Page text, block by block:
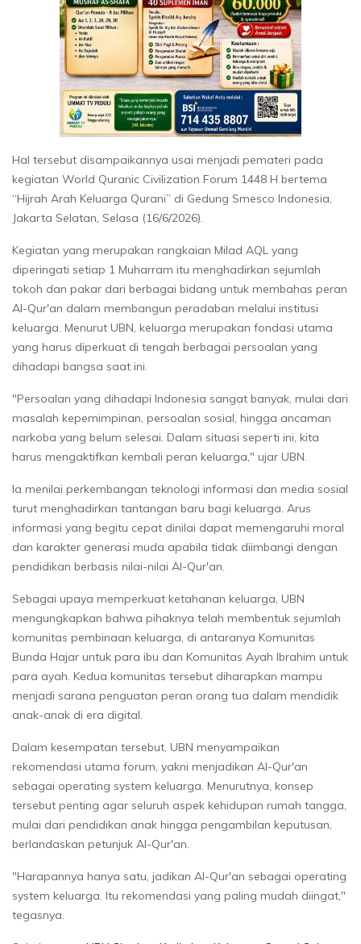
Hal tersebut disampaikannya usai menjadi pemateri pada
kegiatan World Quranic Civilization Forum 1448 H bertema
“Hijrah Arah Keluarga Qurani” di Gedung Smesco Indonesia,
Jakarta Selatan, Selasa (16/6/2026).
Kegiatan yang merupakan rangkaian Milad AQL yang
diperingati setiap 1 Muharram itu menghadirkan sejumlah
tokoh dan pakar dari berbagai bidang untuk membahas peran
Al-Qur'an dalam membangun peradaban melalui institusi
keluarga. Menurut UBN, keluarga merupakan fondasi utama
yang harus diperkuat di tengah berbagai persoalan yang
dihadapi bangsa saat ini.
"Persoalan yang dihadapi Indonesia sangat banyak, mulai dari
masalah kepemimpinan, persoalan sosial, hingga ancaman
narkoba yang belum selesai. Dalam situasi seperti ini, kita
harus mengaktifkan kembali peran keluarga," ujar UBN.
Ia menilai perkembangan teknologi informasi dan media sosial
turut menghadirkan tantangan baru bagi keluarga. Arus
informasi yang begitu cepat dinilai dapat memengaruhi moral
dan karakter generasi muda apabila tidak diimbangi dengan
pendidikan berbasis nilai-nilai Al-Qur'an.
Sebagai upaya memperkuat ketahanan keluarga, UBN
mengungkapkan bahwa pihaknya telah membentuk sejumlah
komunitas pembinaan keluarga, di antaranya Komunitas
Bunda Hajar untuk para ibu dan Komunitas Ayah Ibrahim untuk
para ayah. Kedua komunitas tersebut diharapkan mampu
menjadi sarana penguatan peran orang tua dalam mendidik
anak-anak di era digital.
Dalam kesempatan tersebut, UBN menyampaikan
rekomendasi utama forum, yakni menjadikan Al-Qur'an
sebagai operating system keluarga. Menurutnya, konsep
tersebut penting agar seluruh aspek kehidupan rumah tangga,
mulai dari pendidikan anak hingga pengambilan keputusan,
berlandaskan petunjuk Al-Qur'an.
"Harapannya hanya satu, jadikan Al-Qur'an sebagai operating
system keluarga. Itu rekomendasi yang paling mudah diingat,"
tegasnya.